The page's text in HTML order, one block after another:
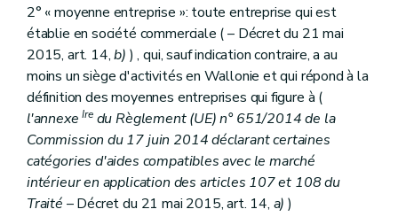
2° « moyenne entreprise »: toute entreprise qui est
établie en société commerciale (– Décret du 21 mai
2015, art. 14,b) ) , qui, sauf indication contraire, a au
moins un siège d'activités en Wallonie et qui répond à la
définition des moyennes entreprises qui figure à (
l'annexeIredu Règlement (UE) n° 651/2014 de la
Commission du 17 juin 2014 déclarant certaines
catégories d'aides compatibles avec le marché
intérieur en application des articles 107 et 108 du
Traité – Décret du 21 mai 2015, art. 14, a) )